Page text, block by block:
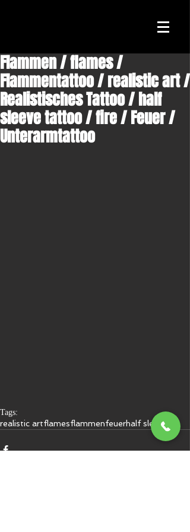
Flammen / flames /
Flammentattoo / realistic art /
Realistisches Tattoo / half
sleeve tattoo / fire / Feuer /
Unterarmtattoo
Tags:
realistic artflamesflammenfeuerhalf sleeve